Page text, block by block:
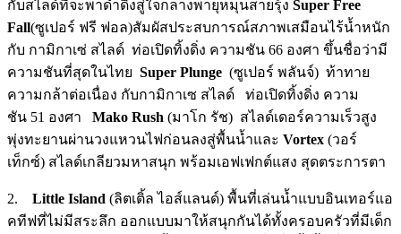
กับสไลด์ที่จะพาดำดิ่งสู่ใจกลางพายุหมุนสายรุ้ง Super Free
Fall(ซูเปอร์ ฟรี ฟอล)สัมผัสประสบการณ์สภาพเสมือนไร้น้ำหนัก
กับ กามิกาเซ่ สไลด์ ท่อเปิดทิ้งดิ่ง ความชัน 66 องศา ขึ้นชื่อว่ามี
ความชันที่สุดในไทย Super Plunge (ซูเปอร์ พลันจ์) ท้าทาย
ความกล้าต่อเนื่อง กับกามิกาเซ สไลด์ ท่อเปิดทิ้งดิ่ง ความ
ชัน 51 องศา Mako Rush (มาโก รัช) สไลด์เดอร์ความเร็วสูง
พุ่งทะยานผ่านวงแหวนไฟก่อนลงสู่พื้นน้ำและ Vortex (วอร์
เท็กซ์) สไลด์เกลียวมหาสนุก พร้อมเอฟเฟกต์แสง สุดตระการตา
2. Little Island (ลิตเติ้ล ไอส์แลนด์) พื้นที่เล่นน้ำแบบอินเทอร์แอ
คทีฟที่ไม่มีสระลึก ออกแบบมาให้สนุกกันได้ทั้งครอบครัวที่มีเด็ก